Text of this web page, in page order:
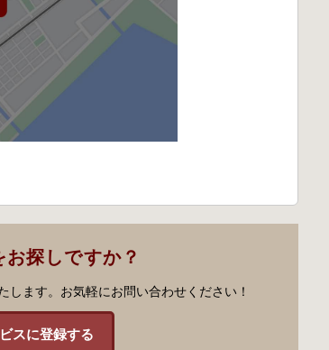
探しですか？
ます。お気軽にお問い合わせください！
スに登録する